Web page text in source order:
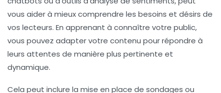
vous aider à mieux comprendre les besoins et désirs de
vos lecteurs. En apprenant à connaître votre public,
vous pouvez adapter votre contenu pour répondre à
leurs attentes de manière plus pertinente et
dynamique.
Cela peut inclure la mise en place de sondages ou